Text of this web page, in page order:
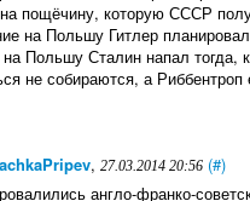
пощёчину, которую СССР
на Польшу Гитлер
на Польшу Сталин напал тогда,
не собираются, а
, 27.03.2014 20:56 (#)
англо-франко-